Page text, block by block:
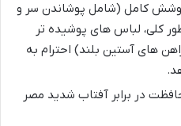
کامل (شامل پوشاندن سر و
کلی، لباس های پوشیده تر
های آستین بلند) احترام به
در برابر آفتاب شدید مصر